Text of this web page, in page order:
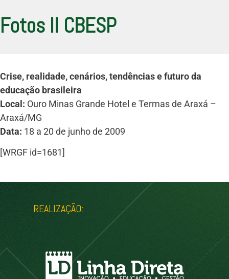
Fotos II CBESP
Crise, realidade, cenários, tendências e futuro da
educação brasileira
Local: Ouro Minas Grande Hotel e Termas de Araxá –
Araxá/MG
Data: 18 a 20 de junho de 2009
[WRGF id=1681]
REALIZAÇÃO: